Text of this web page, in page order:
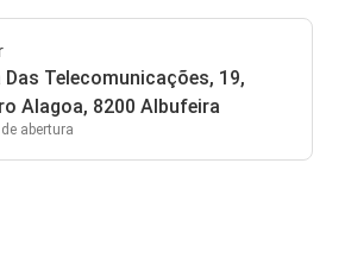
Das Telecomunicações, 19,
Alagoa, 8200 Albufeira
abertura